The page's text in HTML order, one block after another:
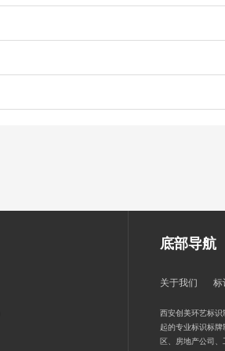
底部导航
关于我们 标
西安创美环艺标
起的专业标识标
区、房地产公司